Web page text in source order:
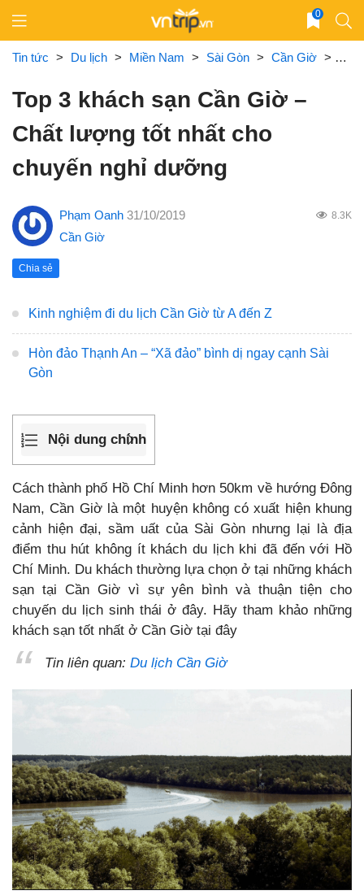
content
0
Tin tức > Du lịch > Miền Nam > Sài Gòn > Cần Giờ > Top
Top 3 khách sạn Cần Giờ –
Chất lượng tốt nhất cho
chuyến nghỉ dưỡng
Phạm Oanh 31/10/2019 8.3K
Cần Giờ
Chia sẻ
Kinh nghiệm đi du lịch Cần Giờ từ A đến Z
Hòn đảo Thạnh An – “Xã đảo” bình dị ngay cạnh Sài
Gòn
Nội dung chính
Cách thành phố Hồ Chí Minh hơn 50km về hướng Đông
Nam, Cần Giờ là một huyện không có xuất hiện khung
cảnh hiện đại, sầm uất của Sài Gòn nhưng lại là địa
điểm thu hút không ít khách du lịch khi đã đến với Hồ
Chí Minh. Du khách thường lựa chọn ở tại những khách
sạn tại Cần Giờ vì sự yên bình và thuận tiện cho
chuyến du lịch sinh thái ở đây. Hãy tham khảo những
khách sạn tốt nhất ở Cần Giờ tại đây
Tin liên quan: Du lịch Cần Giờ